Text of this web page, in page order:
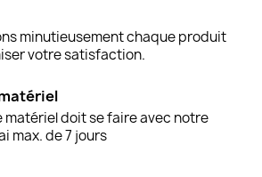
minutieusement chaque produit
votre satisfaction.
matériel doit se faire avec notre
max. de 7 jours